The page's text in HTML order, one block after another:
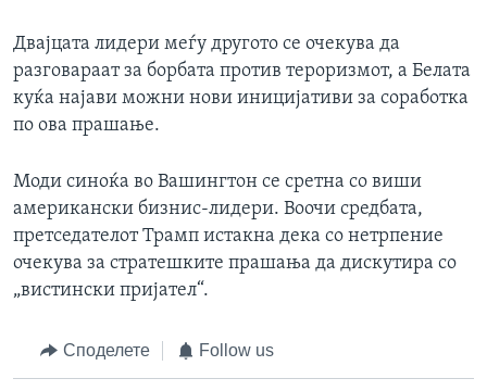
Двајцата лидери меѓу другото се очекува да
разговараат за борбата против тероризмот, а Белата
куќа најави можни нови иницијативи за соработка
по ова прашање.
Моди синоќа во Вашингтон се сретна со виши
американски бизнис-лидери. Воочи средбата,
претседателот Трамп истакна дека со нетрпение
очекува за стратешките прашања да дискутира со
„вистински пријател“.
Споделете Follow us